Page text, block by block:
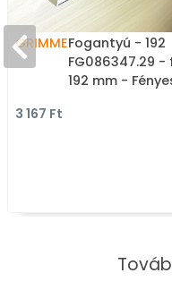
GRIMMEFogantyú - 192
FG086347.29 -
192 mm -
Egy
3 167 Ft